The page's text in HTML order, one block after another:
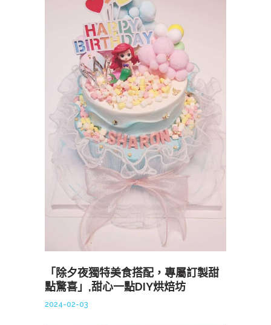
「除夕夜獨特美食搭配，專屬訂製甜
點驚喜」,甜心一點DIY烘焙坊
2024-02-03